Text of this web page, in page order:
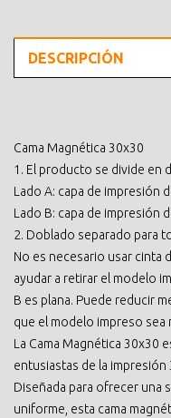
DESCRIPCIÓN
Cama Magnética 30x30
1. El producto se divide en
Lado A: capa de impresión
Lado B: capa de impresión
2. Doblado separado para
No es necesario usar cinta
ayudar a retirar el modelo
B es plana. Puede reducir
que el modelo impreso sea
La Cama Magnética 30x30
entusiastas de la
Diseñada para ofrecer una
uniforme, esta cama